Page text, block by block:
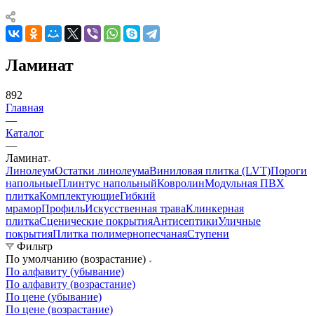
Ламинат
892
Главная
—
Каталог
—
Ламинат
ЛинолеумОстатки линолеумаВиниловая плитка (LVT)Пороги
напольныеПлинтус напольныйКовролинМодульная ПВХ
плиткаКомплектующиеГибкий
мраморПрофильИскусственная траваКлинкерная
плиткаСценические покрытияАнтисептикиУличные
покрытияПлитка полимернопесчанаяСтупени
Фильтр
По умолчанию (возрастание)
По алфавиту (убывание)
По алфавиту (возрастание)
По цене (убывание)
По цене (возрастание)